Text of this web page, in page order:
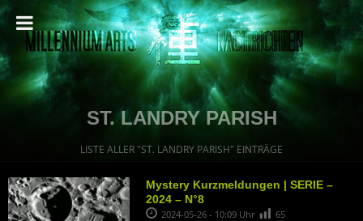
ST. LANDRY PARISH
LISTE ALLER "ST. LANDRY PARISH" EINTRÄGE
Mystery Kurzmeldungen | SERIE –
2024 – N°8
2024-05-26 - 10:09 Uhr 65